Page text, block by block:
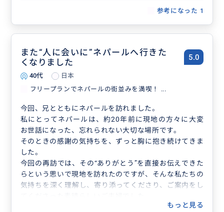
れる支援についても、丁寧にお話を伺うことができ、
非常に有意義な時間となりました。
今回も本当にお願いしてよかったと思っています。
参考になった 1
また“人に会いに”ネパールへ行きた
くなりました
5.0
40代
日本
フリープランでネパールの街並みを満喫！ ...
今回、兄とともにネパールを訪れました。
私にとってネパールは、約20年前に現地の方々に大変
お世話になった、忘れられない大切な場所です。
そのときの感謝の気持ちを、ずっと胸に抱き続けてきま
した。
今回の再訪では、その“ありがとう”を直接お伝えできた
らという思いで現地を訪れたのですが、そんな私たちの
気持ちを深く理解し、寄り添ってくださり、ご案内をし
案内が始まる前から、私たちの背景や目的をくみ取って
もっと見る